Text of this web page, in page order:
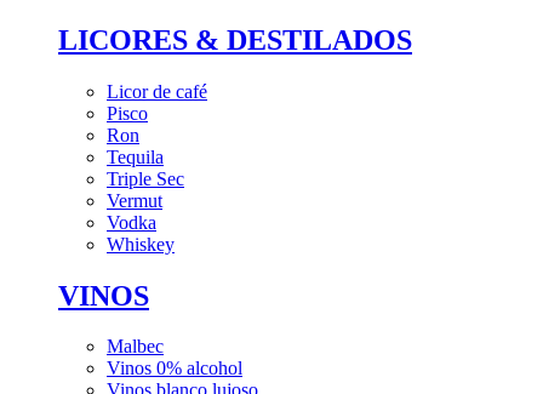
LICORES & DESTILADOS
Licor de café
Pisco
Ron
Tequila
Triple Sec
Vermut
Vodka
Whiskey
VINOS
Malbec
Vinos 0% alcohol